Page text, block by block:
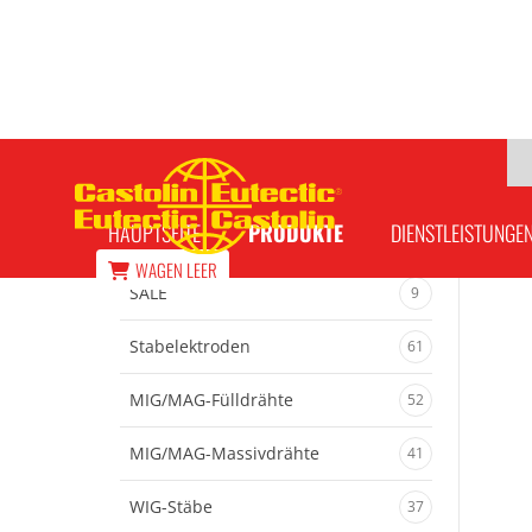
HAUPTSEITE PRODUKTE DIENSTLEISTUNGEN
WAGEN LEER
Düse C60 1.1 - 50/60 A
SALE 9
Stabelektroden 61
MIG/MAG-Fülldrähte 52
MIG/MAG-Massivdrähte 41
WIG-Stäbe 37